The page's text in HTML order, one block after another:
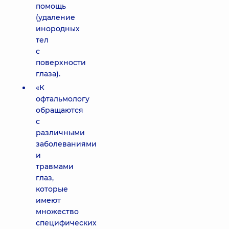
помощь
(удаление
инородных
тел
с
поверхности
глаза).
«К
офтальмологу
обращаются
с
различными
заболеваниями
и
травмами
глаз,
которые
имеют
множество
специфических